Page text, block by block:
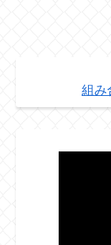
組み